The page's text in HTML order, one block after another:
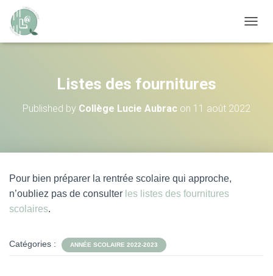
Listes des fournitures
Published by Collège Lucie Aubrac on 11 août 2022
Pour bien préparer la rentrée scolaire qui approche,
n’oubliez pas de consulter les listes des fournitures
scolaires.
Catégories : ANNÉE SCOLAIRE 2022-2023